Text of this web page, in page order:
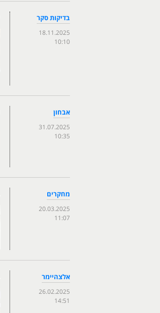
בדיקות סקר
18.11.2025
10:10
אבחון
31.07.2025
10:35
מחקרים
20.03.2025
11:07
אלצהיימר
26.02.2025
14:51